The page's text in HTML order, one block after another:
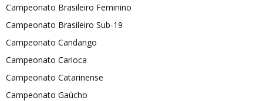
Campeonato Brasileiro Feminino
Campeonato Brasileiro Sub-19
Campeonato Candango
Campeonato Carioca
Campeonato Catarinense
Campeonato Gaúcho